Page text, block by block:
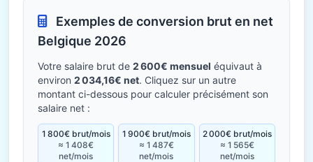
Exemples de conversion brut en net
Belgique 2026
Votre salaire brut de 2 600€ mensuel équivaut à
environ 2 034,16€ net. Cliquez sur un autre
montant ci-dessous pour calculer précisément son
salaire net :
1 800€ brut/mois
≈ 1 408€
net/mois
1 900€ brut/mois
≈ 1 487€
net/mois
2 000€ brut/mois
≈ 1 565€
net/mois